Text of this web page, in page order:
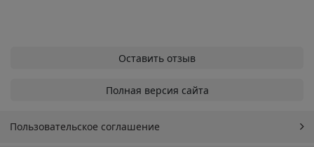
Оставить отзыв
Полная версия сайта
Пользовательское соглашение